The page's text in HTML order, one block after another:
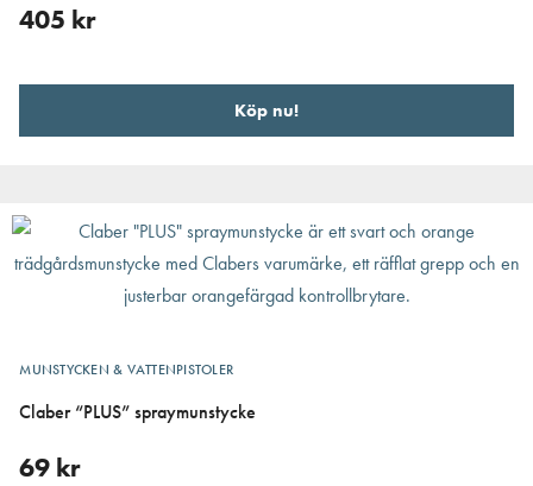
405 kr
Köp nu!
MUNSTYCKEN & VATTENPISTOLER
Claber “PLUS” spraymunstycke
69 kr